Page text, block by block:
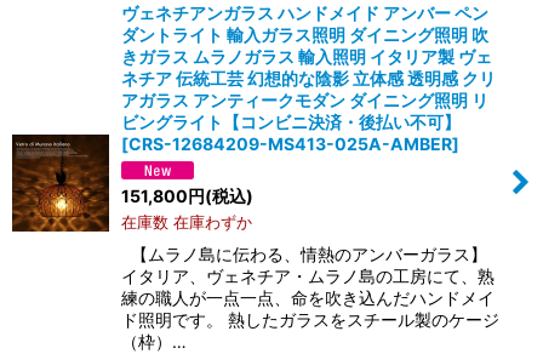
ヴェネチアンガラス ハンドメイド アンバー ペン
ダントライト 輸入ガラス照明 ダイニング照明 吹
きガラス ムラノガラス 輸入照明 イタリア製 ヴェ
ネチア 伝統工芸 幻想的な陰影 立体感 透明感 クリ
アガラス アンティークモダン ダイニング照明 リ
ビングライト【コンビニ決済・後払い不可】
[CRS-12684209-MS413-025A-AMBER]
151,800円(税込)
在庫数 在庫わずか
【ムラノ島に伝わる、情熱のアンバーガラス】
イタリア、ヴェネチア・ムラノ島の工房にて、熟
練の職人が一点一点、命を吹き込んだハンドメイ
ド照明です。 熱したガラスをスチール製のケージ
（枠）…